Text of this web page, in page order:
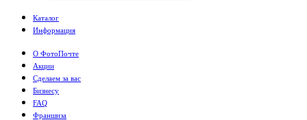
Каталог
Информация
О ФотоПочте
Акции
Сделаем за вас
Бизнесу
FAQ
Франшиза